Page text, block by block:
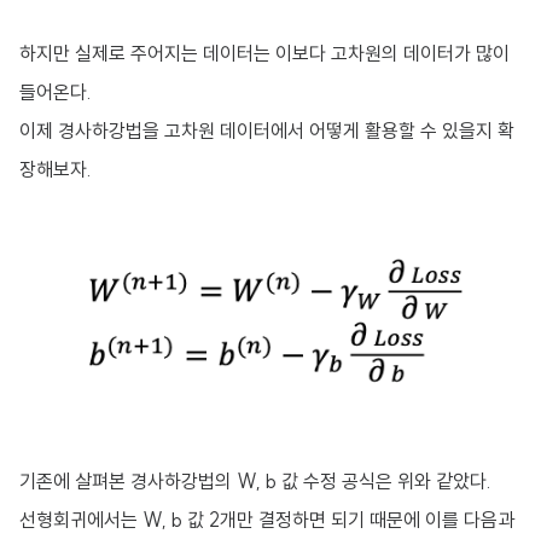
하지만 실제로 주어지는 데이터는 이보다 고차원의 데이터가 많이
들어온다.
이제 경사하강법을 고차원 데이터에서 어떻게 활용할 수 있을지 확
장해보자.
기존에 살펴본 경사하강법의 W, b 값 수정 공식은 위와 같았다.
선형회귀에서는 W, b 값 2개만 결정하면 되기 때문에 이를 다음과